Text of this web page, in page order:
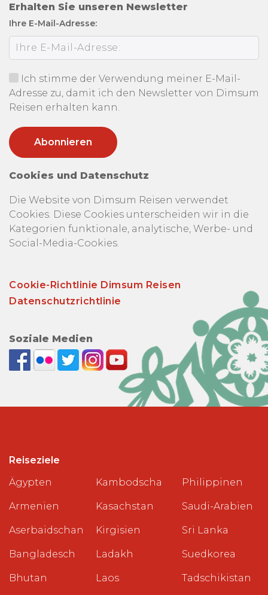
Erhalten Sie unseren Newsletter
Ihre E-Mail-Adresse:
Ich stimme der Verwendung meiner E-Mail-
Adresse zu, damit ich den Newsletter von Dimsum
Reisen erhalten kann.
Cookies und Datenschutz
Die Website von Dimsum Reisen verwendet
Cookies. Diese Cookies unterscheiden wir in die
Kategorien funktionale, analytische, Werbe- und
Social-Media-Cookies.
Cookie-Richtlinie Dimsum Reisen
Datenschutzrichtlinie
Soziale Medien
Reiseziele
Ägypten
Armenien
Aserbaidschan
Bangladesch
Bhutan
Kambodscha
Kasachstan
Kirgisien
Ladakh
Laos
Philippinen
Saudi-Arabien
Sri Lanka
Suedkorea
Tadschikistan